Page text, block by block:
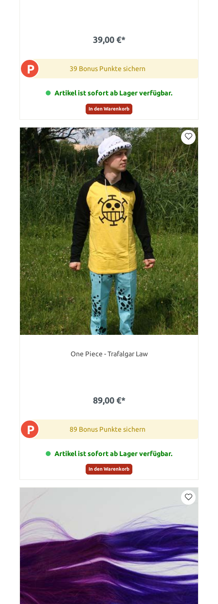
39,00 €*
P 39 Bonus Punkte sichern
Artikel ist sofort ab Lager verfügbar.
In den Warenkorb
One Piece - Trafalgar Law
89,00 €*
P 89 Bonus Punkte sichern
Artikel ist sofort ab Lager verfügbar.
In den Warenkorb